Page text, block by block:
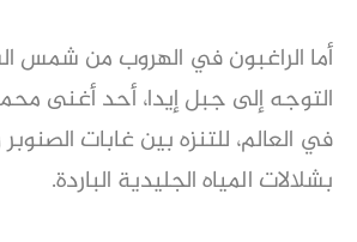
أما الراغبون في الهروب من شمس
التوجه إلى جبل إيدا، أحد أغنى
في العالم، للتنزه بين غابات الصنوبر
بشلالات المياه الجليدية الباردة.